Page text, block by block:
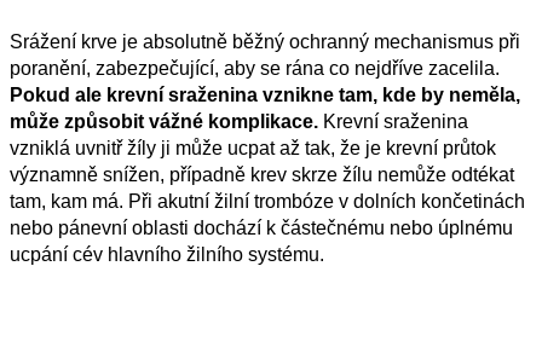
Srážení krve je absolutně běžný ochranný mechanismus při
poranění, zabezpečující, aby se rána co nejdříve zacelila.
Pokud ale krevní sraženina vznikne tam, kde by neměla,
může způsobit vážné komplikace. Krevní sraženina
vzniklá uvnitř žíly ji může ucpat až tak, že je krevní průtok
významně snížen, případně krev skrze žílu nemůže odtékat
tam, kam má. Při akutní žilní trombóze v dolních končetinách
nebo pánevní oblasti dochází k částečnému nebo úplnému
ucpání cév hlavního žilního systému.